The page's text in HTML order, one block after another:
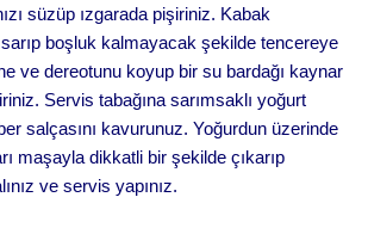
süzüp ızgarada pişiriniz. Kabak
boşluk kalmayacak şekilde tencereye
ve dereotunu koyup bir su bardağı kaynar
Servis tabağına sarımsaklı yoğurt
salçasını kavurunuz. Yoğurdun üzerinde
maşayla dikkatli bir şekilde çıkarıp
ve servis yapınız.